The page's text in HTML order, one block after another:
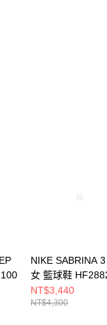
NIKE SABRINA
女 籃球鞋
NT$3,440
NT$4,300